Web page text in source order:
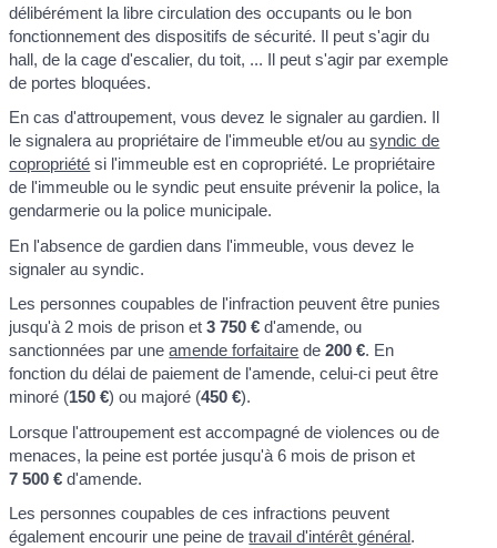
délibérément la libre circulation des occupants ou le bon
fonctionnement des dispositifs de sécurité. Il peut s'agir du
hall, de la cage d'escalier, du toit, ... Il peut s'agir par exemple
de portes bloquées.
En cas d'attroupement, vous devez le signaler au gardien. Il
le signalera au propriétaire de l'immeuble et/ou ausyndic de
copropriété si l'immeuble est en copropriété. Le propriétaire
de l'immeuble ou le syndic peut ensuite prévenir la police, la
gendarmerie ou la police municipale.
En l'absence de gardien dans l'immeuble, vous devez le
signaler au syndic.
Les personnes coupables de l'infraction peuvent être punies
jusqu'à 2 mois de prison et3 750 € d'amende, ou
sanctionnées par uneamende forfaitaire de200 €. En
fonction du délai de paiement de l'amende, celui-ci peut être
minoré (150 €) ou majoré (450 €).
Lorsque l'attroupement est accompagné de violences ou de
menaces, la peine est portée jusqu'à 6 mois de prison et
7 500 € d'amende.
Les personnes coupables de ces infractions peuvent
également encourir une peine detravail d'intérêt général.